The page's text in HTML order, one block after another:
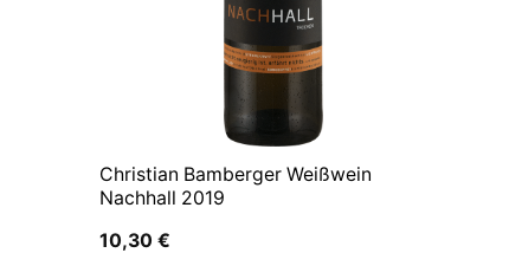
Christian Bamberger Weißwein
Nachhall 2019
10,30 €